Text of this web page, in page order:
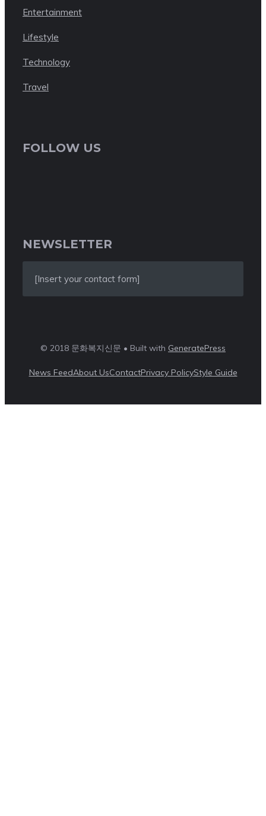
Entertainment
Lifestyle
Technology
Travel
FOLLOW US
NEWSLETTER
[Insert your contact form]
© 2018 문화복지신문 • Built with GeneratePress
News FeedAbout UsContactPrivacy PolicyStyle Guide